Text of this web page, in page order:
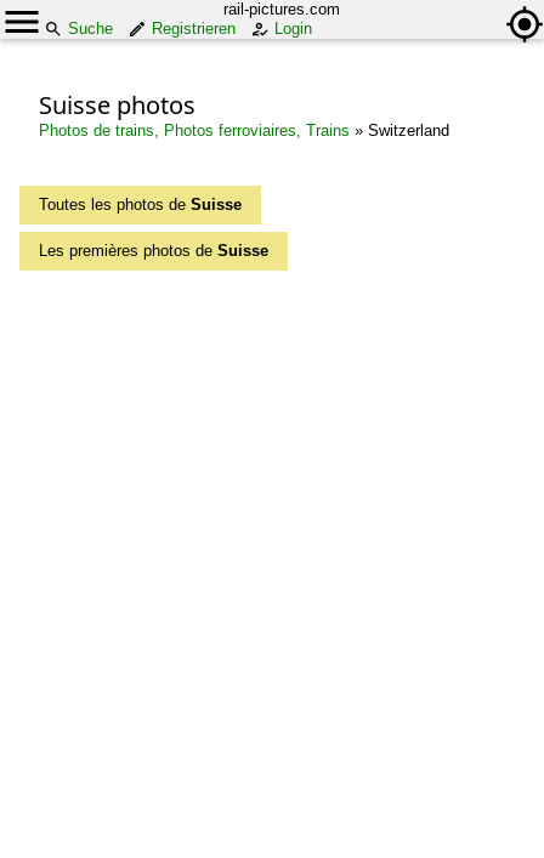
rail-pictures.com
Suche
Registrieren Login
Suisse photos
Photos de trains, Photos ferroviaires, Trains » Switzerland
Toutes les photos de Suisse
Les premières photos de Suisse